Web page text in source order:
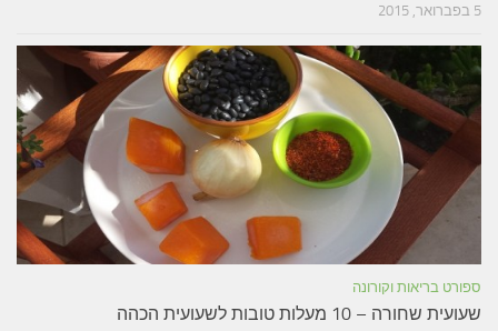
5 בפברואר, 2015
ספורט בריאות וקורונה
שעועית שחורה – 10 מעלות טובות לשעועית הכהה